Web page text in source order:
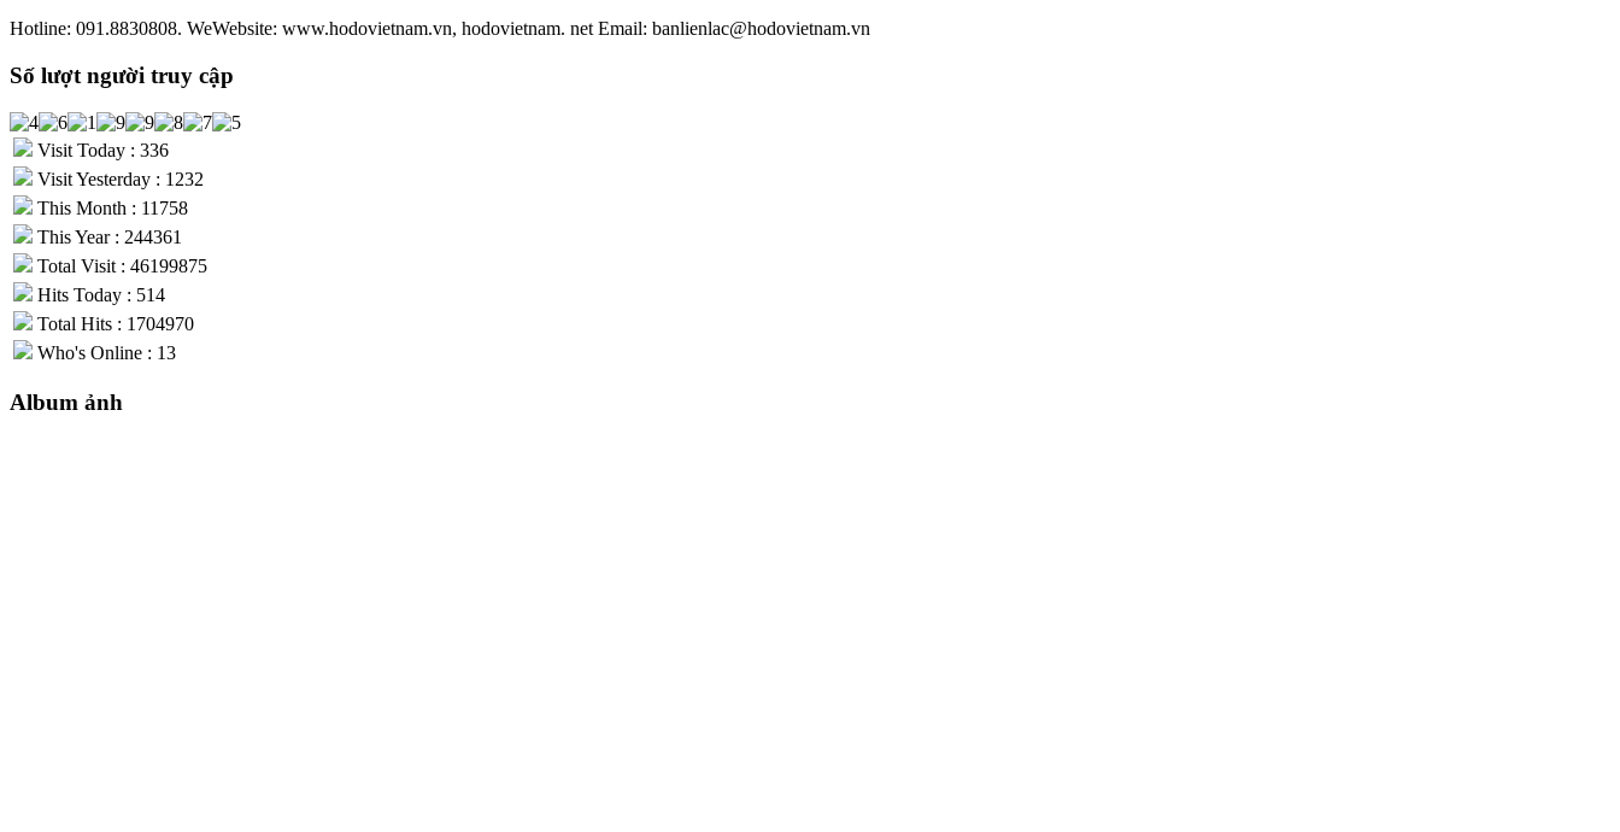
Hotline: 091.8830808. WeWebsite: www.hodovietnam.vn, hodovietnam. net Email: banlienlac@hodovietnam.vn
Số lượt người truy cập
Visit Today : 336
Visit Yesterday : 1232
This Month : 11758
This Year : 244361
Total Visit : 46199875
Hits Today : 514
Total Hits : 1704970
Who's Online : 13
Album ảnh